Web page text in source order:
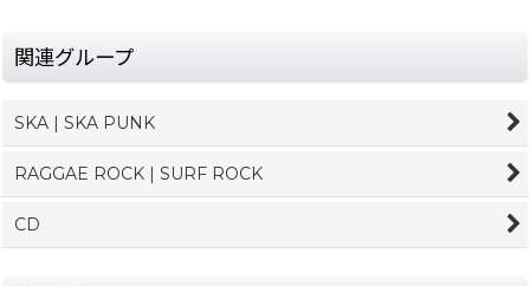
関連グループ
SKA | SKA PUNK
RAGGAE ROCK | SURF ROCK
CD